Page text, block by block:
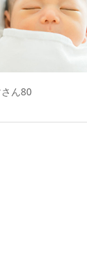
ん80